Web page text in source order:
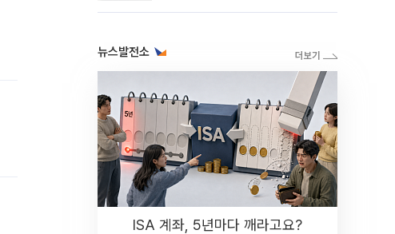
뉴스발전소
ISA 계좌, 5년마다 깨라고요?